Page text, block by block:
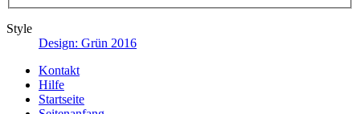
Style
Design: Grün 2016
Kontakt
Hilfe
Startseite